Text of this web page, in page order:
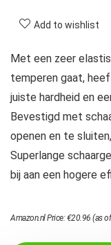
Add to wishlist
Met een zeer
temperen gaat,
juiste hardheid en
Bevestigd met
openen en te
Superlange
bij aan een hogere
Amazon.nl Price:€20.96 (as